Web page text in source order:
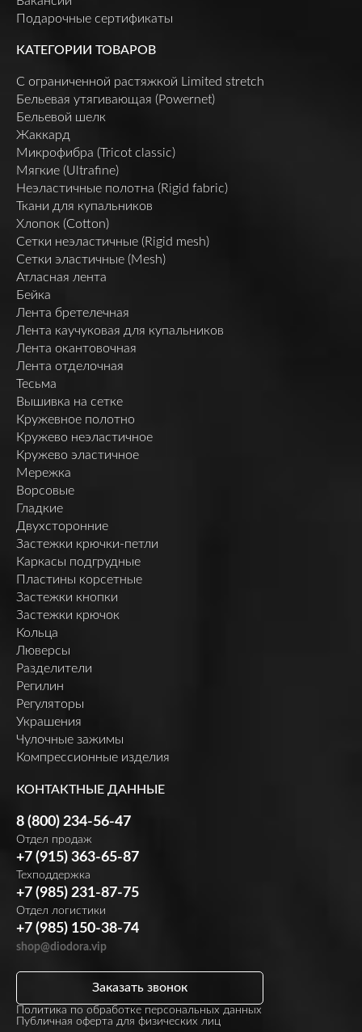
Подарочные сертификаты
КАТЕГОРИИ ТОВАРОВ
C ограниченной растяжкой Limited stretch
Бельевая утягивающая (Powernet)
Бельевой шелк
Жаккард
Микрофибра (Tricot classic)
Мягкие (Ultrafine)
Неэластичные полотна (Rigid fabric)
Ткани для купальников
Хлопок (Cotton)
Сетки неэластичные (Rigid mesh)
Сетки эластичные (Mesh)
Атласная лента
Бейка
Лента бретелечная
Лента каучуковая для купальников
Лента окантовочная
Лента отделочная
Тесьма
Вышивка на сетке
Кружевное полотно
Кружево неэластичное
Кружево эластичное
Мережка
Ворсовые
Гладкие
Двухсторонние
Застежки крючки-петли
Каркасы подгрудные
Пластины корсетные
Застежки кнопки
Застежки крючок
Кольца
Люверсы
Разделители
Регилин
Регуляторы
Украшения
Чулочные зажимы
Компрессионные изделия
КОНТАКТНЫЕ ДАННЫЕ
8 (800) 234-56-47
Отдел продаж
+7 (915) 363-65-87
Техподдержка
+7 (985) 231-87-75
Отдел логистики
+7 (985) 150-38-74
shop@diodora.vip
Политика по обработке персональных данных
Публичная оферта для физических лиц
Заказать звонок